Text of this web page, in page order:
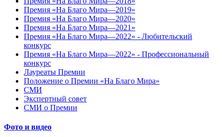
Премия «На Благо Мира—2019»
Премия «На Благо Мира—2020»
Премия «На Благо Мира—2021»
Премия «На Благо Мира—2022» - Любительский
конкурс
Премия «На Благо Мира—2022» - Профессиональный
конкурс
Лауреаты Премии
Положение о Премии «На Благо Мира»
СМИ
Экспертный совет
СМИ о Премии
Фото и видео